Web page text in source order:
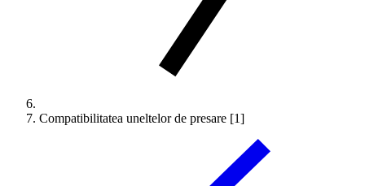
Compatibilitatea uneltelor de presare [1]